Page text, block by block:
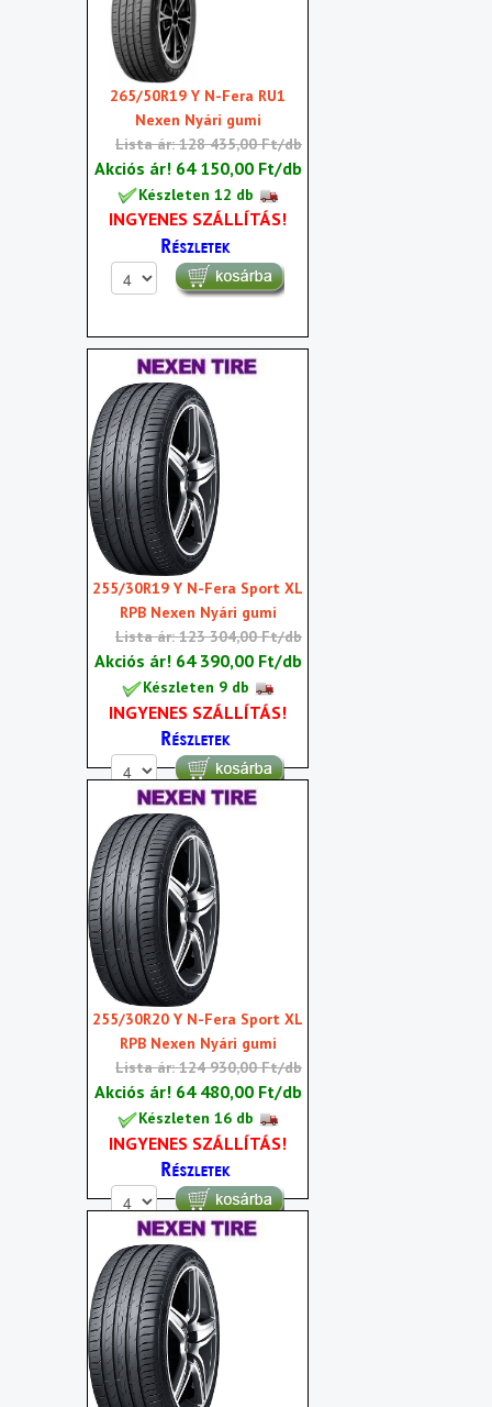
265/50R19 Y N-Fera RU1
Nexen Nyári gumi
Lista ár: 128 435,00 Ft/db
Akciós ár! 64 150,00 Ft/db
Készleten 12 db
INGYENES SZÁLLÍTÁS!
255/30R19 Y N-Fera Sport XL
RPB Nexen Nyári gumi
Lista ár: 123 304,00 Ft/db
Akciós ár! 64 390,00 Ft/db
Készleten 9 db
INGYENES SZÁLLÍTÁS!
255/30R20 Y N-Fera Sport XL
RPB Nexen Nyári gumi
Lista ár: 124 930,00 Ft/db
Akciós ár! 64 480,00 Ft/db
Készleten 16 db
INGYENES SZÁLLÍTÁS!